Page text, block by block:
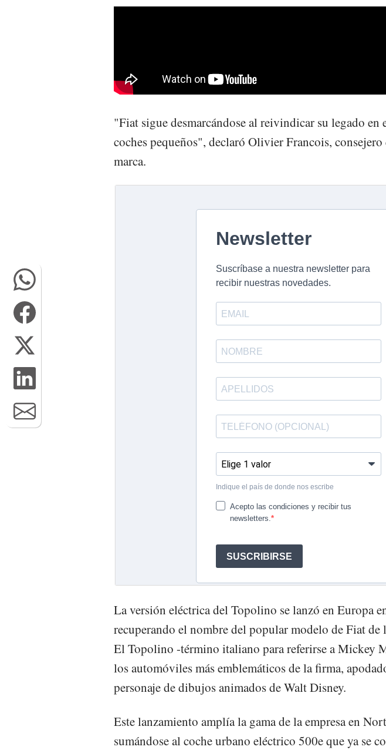
"Fiat sigue desmarcándose al reivindicar su legado en
coches pequeños", declaró Olivier Francois, consejero
marca.
La versión eléctrica del Topolino se lanzó en Europa
recuperando el nombre del popular modelo de Fiat de
El Topolino -término italiano para referirse a Mickey
los automóviles más emblemáticos de la firma,
personaje de dibujos animados de Walt Disney.
Este lanzamiento amplía la gama de la empresa en
sumándose al coche urbano eléctrico 500e que ya se